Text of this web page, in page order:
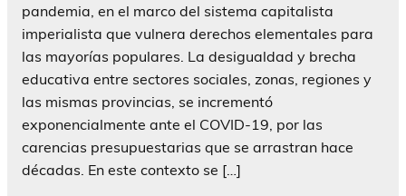
pandemia, en el marco del sistema capitalista
imperialista que vulnera derechos elementales para
las mayorías populares. La desigualdad y brecha
educativa entre sectores sociales, zonas, regiones y
las mismas provincias, se incrementó
exponencialmente ante el COVID-19, por las
carencias presupuestarias que se arrastran hace
décadas. En este contexto se […]